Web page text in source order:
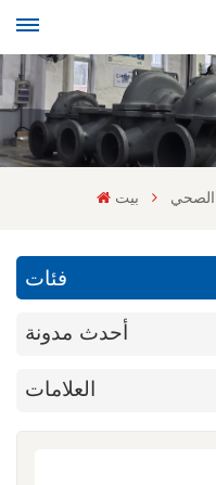
بيت
فئات
أحدث مدونة
العلامات